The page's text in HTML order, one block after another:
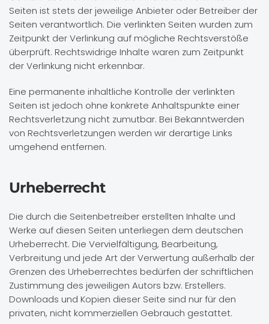
Seiten ist stets der jeweilige Anbieter oder Betreiber der
Seiten verantwortlich. Die verlinkten Seiten wurden zum
Zeitpunkt der Verlinkung auf mögliche Rechtsverstöße
überprüft. Rechtswidrige Inhalte waren zum Zeitpunkt
der Verlinkung nicht erkennbar.
Eine permanente inhaltliche Kontrolle der verlinkten
Seiten ist jedoch ohne konkrete Anhaltspunkte einer
Rechtsverletzung nicht zumutbar. Bei Bekanntwerden
von Rechtsverletzungen werden wir derartige Links
umgehend entfernen.
Urheberrecht
Die durch die Seitenbetreiber erstellten Inhalte und
Werke auf diesen Seiten unterliegen dem deutschen
Urheberrecht. Die Vervielfältigung, Bearbeitung,
Verbreitung und jede Art der Verwertung außerhalb der
Grenzen des Urheberrechtes bedürfen der schriftlichen
Zustimmung des jeweiligen Autors bzw. Erstellers.
Downloads und Kopien dieser Seite sind nur für den
privaten, nicht kommerziellen Gebrauch gestattet.